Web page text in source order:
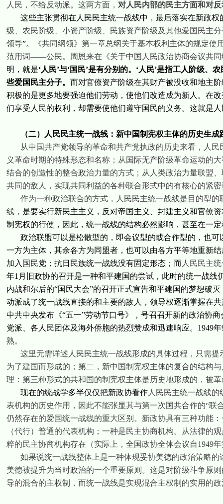
人民，不给反动派。这两方面， 对人民内部的民主方面和对
这些主张贯彻在人民民主统一战线中，最后落实在新政
级、农民阶级、小资产阶级、民族资产阶级及其他爱国民主
领导”。
《共同纲领》第一章总纲关于基本权利主体的规定
范用词——公民。周恩来在《关于中国人民政治协商会议共
明，就是‘人民’与‘国民’是有分别的。‘人民’是指工人阶级
些爱国民主分子。 而对官僚资产阶级在其财产被没收和地主
积极的是更多地要强迫他们劳动，使他们改造成为新人。在
们享受人民的权利，却需要使他们遵守国民的义务。这就是
（二）人民民主统一战线：新中国制宪权主体的历史生成
从中国共产党领导的革命和共产党执政的历史来看，
义革命时期的特殊形态和名称；从国际无产阶级革命运动的
结合的创造性的整合政治力量的方式；从人类政治力量联盟
共同的敌人，实现共同利益的各种联合形式中的有核心的紧
作为一种政治联合的方式，人民民主统一战线是目的型
线， 是要实行新民主主义，反对帝国主义、封建主义和官僚
制宪权的行使，因此，统一战线的结构必然影响，甚至在一
政治联盟可以是松散型的，即会议型的或合作型的，也
一方为主体，其余各方为同盟者，也可以由各方平等地重新
加入国民党；抗日民族统一战线没有固定形态；而人民民主
年1 月旧政协的召开是一种和平建国的尝试，此时的统一战线
内战和尔后的“国民大会”的召开正式宣告和平建国的梦想破
动派成了统一战线直接的和主要的敌人，领导权逐渐掌握在
中共中央发布《“五一”劳动节口号》，号召召开新的政治协
党派、各人民团体及海外侨胞的热烈赞成和迅速响应。 1949年
熟。
这里无需详述人民民主统一战线形成的具体过程，只需
为了建国而形成的；第二，新中国制宪权主体的复合的结构
理：第三种形式的共和国的制宪权主体是历史地形成的，被
现在的统战学多半仅仅把新政协看作人民民主统一战线的
表机构的历史作用，因此不能张显其与第一次国共合作的“联
仍然存在的爱国统一战线的重大区别。新政协具有三种功能
（代行）普通的代表机构；一种是民主协商机构。从法律的
粹的民主协商机构存在（实际上，全国政协全体会议自1949年
如果说统一战线整体上是一种体现妥协美德的政治策略
美德被提升为当时政治的一个重要原则。这是对阶级斗争原
导的混合的主权制，而统一战线是实现混合主权制的实用的